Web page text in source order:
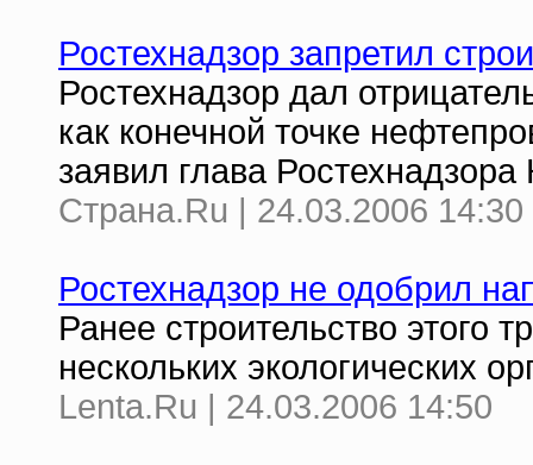
Ростехнадзор запретил
Ростехнадзор дал
как конечной точке
заявил глава
Страна.Ru | 24.03.2006 14:30
Ростехнадзор не одобрил
Ранее строительство этого
нескольких экологических
Lenta.Ru | 24.03.2006 14:50